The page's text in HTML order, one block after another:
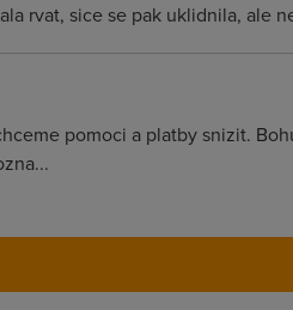
rvat, sice se pak uklidnila, ale
pomoci a platby snizit.